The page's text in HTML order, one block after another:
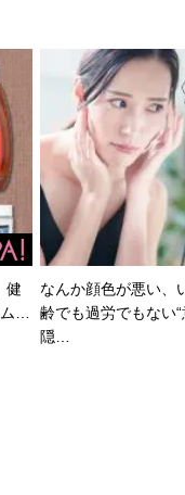
健
…
なんか顔色が悪い
齢でも過労でもない
隠…